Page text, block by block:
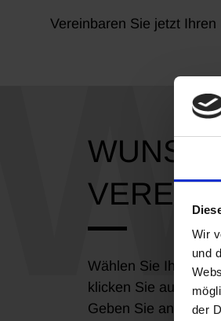
Wir
und
der
Vereinbaren Sie jetzt Ihren
Wählen Sie Ihren
klicken Sie auf
Geben Sie